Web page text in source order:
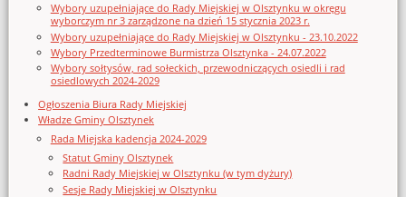
Wybory uzupełniające do Rady Miejskiej w Olsztynku w okręgu
wyborczym nr 3 zarządzone na dzień 15 stycznia 2023 r.
Wybory uzupełniające do Rady Miejskiej w Olsztynku - 23.10.2022
Wybory Przedterminowe Burmistrza Olsztynka - 24.07.2022
Wybory sołtysów, rad sołeckich, przewodniczących osiedli i rad
osiedlowych 2024-2029
Ogłoszenia Biura Rady Miejskiej
Władze Gminy Olsztynek
Rada Miejska kadencja 2024-2029
Statut Gminy Olsztynek
Radni Rady Miejskiej w Olsztynku (w tym dyżury)
Sesje Rady Miejskiej w Olsztynku